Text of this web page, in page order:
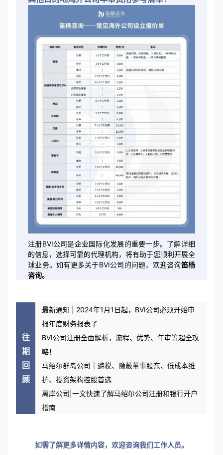
注册BVI公司是企业国际化发展的重要一步。了解详细
的信息，选择可靠的代理机构，将有助于您顺利开展全
球业务。如有更多关于BVI公司的问题，欢迎咨询笛杨
咨询。
往
期
回
顾
最新通知 | 2024年1月1日起，BVI公司必须开始申
报年度财务报表了
BVI公司注册全面解析，流程、优势、年审等超全攻
略！
马绍尔群岛公司｜避税、隐蔽董事股东、低成本维
护、投资架构控股首选
离岸公司|一文快速了解马绍尔公司注册和银行开户
指南
如需了解更多详情内容，欢迎咨询我们工作人员。